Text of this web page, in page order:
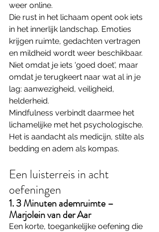
weer online.
Die rust in het lichaam opent ook iets
in het innerlijk landschap. Emoties
krijgen ruimte, gedachten vertragen
en mildheid wordt weer beschikbaar.
Niet omdat je iets 'goed doet', maar
omdat je terugkeert naar wat al in je
lag: aanwezigheid, veiligheid,
helderheid.
Mindfulness verbindt daarmee het
lichamelijke met het psychologische.
Het is aandacht als medicijn, stilte als
bedding en adem als kompas.
Een luisterreis in acht
oefeningen
1. 3 Minuten ademruimte –
Marjolein van der Aar
Een korte, toegankelijke oefening die